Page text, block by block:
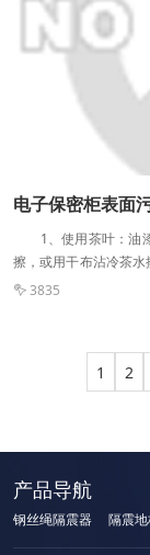
既包含了单点接地特
频和高频会呈现不同
于此，才会有上述
房在使用过程中，是
屏蔽机房在使用过程
要知道和清楚的，否
其在严禁事项上，
一般来说在对于电磁
问题，电磁中携带的信
设备都可以通过与手
电子保密柜表面
1、使用茶叶：油漆
擦，或用干布沾冷茶
柜之后，记得要用蘸
到牛奶里浸一下，然
得再用清水擦一遍，
让醋水稍微停留在污
使之脱离文件柜表面。
 3835
1 2
产品导航
钢丝绳隔震器 隔震地